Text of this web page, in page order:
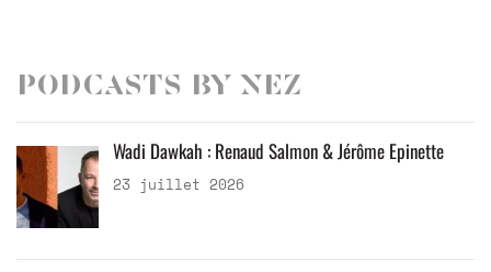
Podcasts by Nez
Wadi Dawkah : Renaud Salmon & Jérôme Epinette
23 juillet 2026